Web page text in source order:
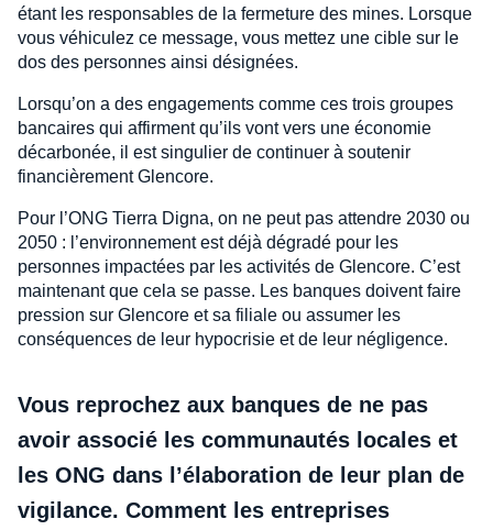
étant les responsables de la fermeture des mines. Lorsque
vous véhiculez ce message, vous mettez une cible sur le
dos des personnes ainsi désignées.
Lorsqu’on a des engagements comme ces trois groupes
bancaires qui affirment qu’ils vont vers une économie
décarbonée, il est singulier de continuer à soutenir
financièrement Glencore.
Pour l’ONG Tierra Digna, on ne peut pas attendre 2030 ou
2050 : l’environnement est déjà dégradé pour les
personnes impactées par les activités de Glencore. C’est
maintenant que cela se passe. Les banques doivent faire
pression sur Glencore et sa filiale ou assumer les
conséquences de leur hypocrisie et de leur négligence.
Vous reprochez aux banques de ne pas
avoir associé les communautés locales et
les ONG dans l’élaboration de leur plan de
vigilance. Comment les entreprises